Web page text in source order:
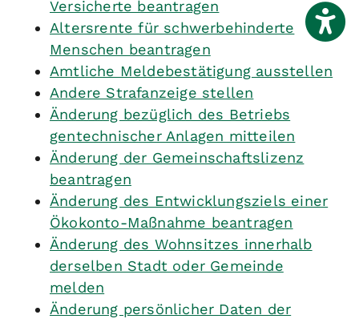
Versicherte beantragen
Altersrente für schwerbehinderte
Menschen beantragen
Amtliche Meldebestätigung ausstellen
Andere Strafanzeige stellen
Änderung bezüglich des Betriebs
gentechnischer Anlagen mitteilen
Änderung der Gemeinschaftslizenz
beantragen
Änderung des Entwicklungsziels einer
Ökokonto-Maßnahme beantragen
Änderung des Wohnsitzes innerhalb
derselben Stadt oder Gemeinde
melden
Änderung persönlicher Daten der